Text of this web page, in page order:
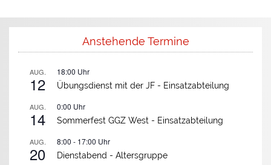
Anstehende Termine
AUG.
12
18:00 Uhr
Übungsdienst mit der JF - Einsatzabteilung
AUG.
14
0:00 Uhr
Sommerfest GGZ West - Einsatzabteilung
AUG.
20
8:00 - 17:00 Uhr
Dienstabend -Altersgruppe